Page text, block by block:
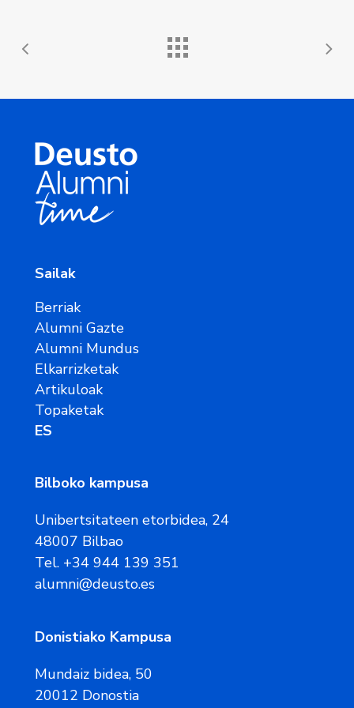
Sailak
Berriak
Alumni Gazte
Alumni Mundus
Elkarrizketak
Artikuloak
Topaketak
ES
Bilboko kampusa
Unibertsitateen etorbidea, 24
48007 Bilbao
Tel. +34 944 139 351
alumni@deusto.es
Donistiako Kampusa
Mundaiz bidea, 50
20012 Donostia